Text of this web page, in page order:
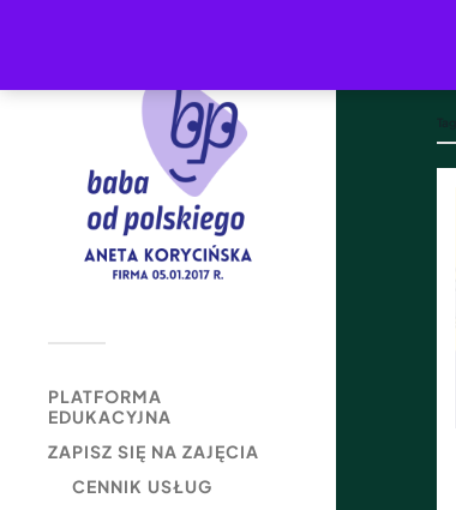
PLATFORMA
EDUKACYJNA
ZAPISZ SIĘ NA ZAJĘCIA
CENNIK USŁUG